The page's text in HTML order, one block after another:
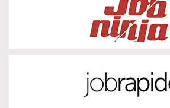
Jobninja
zur Partnerseite
Jobrapido
zur Partnerseite